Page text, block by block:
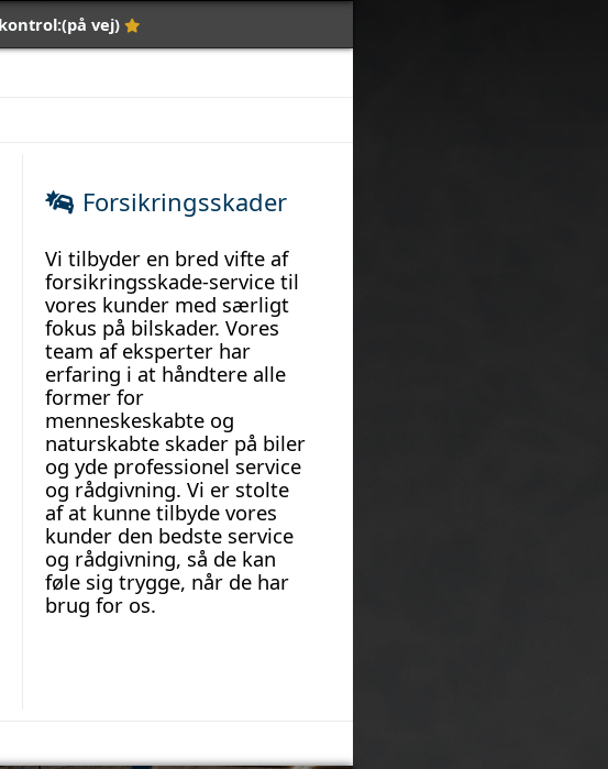
vej)
Forsikringsskader
Vi tilbyder en bred vifte af
forsikringsskade-service til
vores kunder med særligt
fokus på bilskader. Vores
team af eksperter har
erfaring i at håndtere alle
former for
menneskeskabte og
naturskabte skader på biler
og yde professionel service
og rådgivning. Vi er stolte
af at kunne tilbyde vores
kunder den bedste service
og rådgivning, så de kan
føle sig trygge, når de har
brug for os.